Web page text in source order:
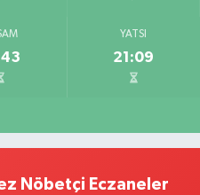
YATSI
21:09
Nöbetçi Eczaneler